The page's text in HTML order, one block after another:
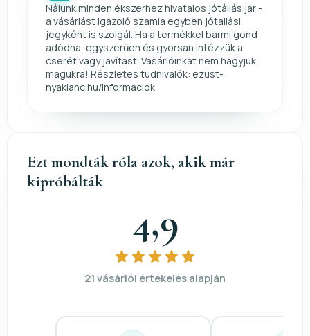
Nálunk minden ékszerhez hivatalos jótállás jár -
a vásárlást igazoló számla egyben jótállási
jegyként is szolgál. Ha a termékkel bármi gond
adódna, egyszerűen és gyorsan intézzük a
cserét vagy javítást. Vásárlóinkat nem hagyjuk
magukra! Részletes tudnivalók: ezust-
nyaklanc.hu/informaciok
Ezt mondták róla azok, akik már
kipróbálták
4,9
21 vásárlói értékelés alapján